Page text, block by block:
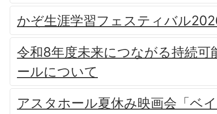
かぞ生涯学習フェスティバル
令和8年度未来につながる持続可
ールについて
アスタホール夏休み映画会「ベ